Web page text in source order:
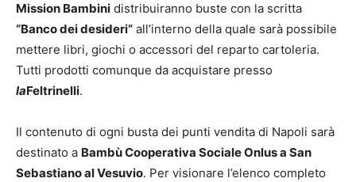
Mission Bambini distribuiranno buste con la scritta
“Banco dei desideri” all’interno della quale sarà possibile
mettere libri, giochi o accessori del reparto cartoleria.
Tutti prodotti comunque da acquistare presso
laFeltrinelli.
Il contenuto di ogni busta dei punti vendita di Napoli sarà
destinato a Bambù Cooperativa Sociale Onlus a San
Sebastiano al Vesuvio. Per visionare l’elenco completo